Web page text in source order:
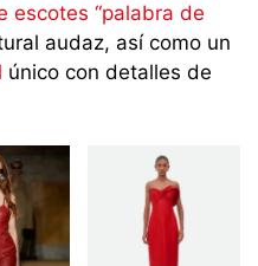
escotes “palabra de
audaz, así como un
único con detalles de